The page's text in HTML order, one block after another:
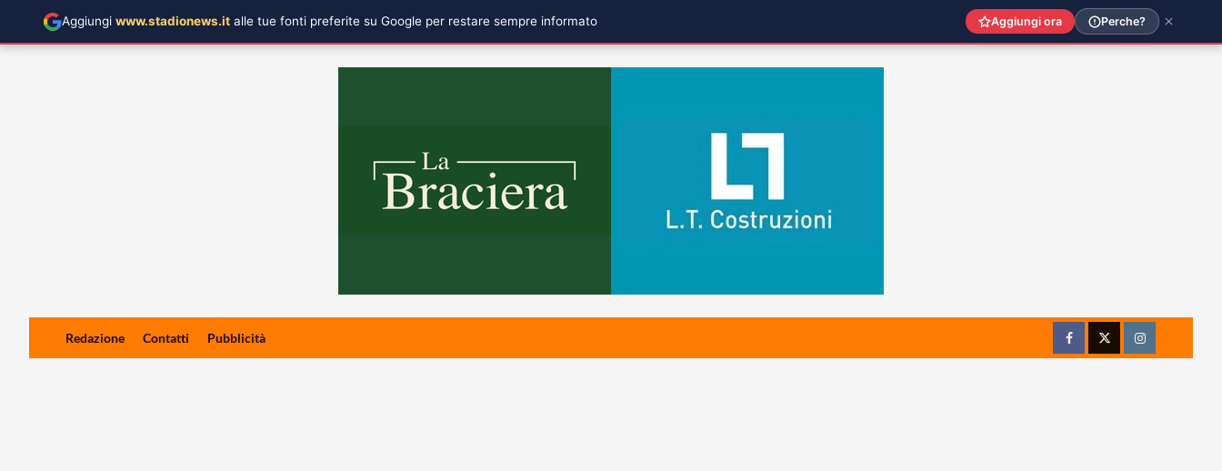
Redazione Contatti Pubblicità
FacebookTwitterInstagram
Aggiungi www.stadionews.it alle tue fonti preferite su Google per restare sempre informato Aggiungi ora Perche?